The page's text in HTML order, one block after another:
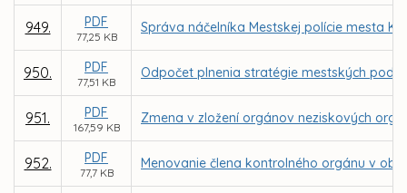
949. PDF
77,25 KB
Správa náčelníka Mestskej polície mesta
950. PDF
77,51 KB
Odpočet plnenia stratégie mestských
951. PDF
167,59 KB
Zmena v zložení orgánov neziskových
952. PDF
77,7 KB
Menovanie člena kontrolného orgánu v